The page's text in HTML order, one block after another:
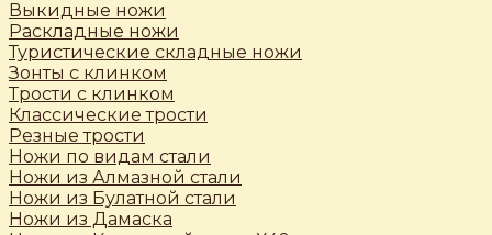
Выкидные ножи
Раскладные ножи
Туристические складные ножи
Зонты с клинком
Трости c клинком
Классические трости
Резные трости
Ножи по видам стали
Ножи из Алмазной стали
Ножи из Булатной стали
Ножи из Дамаска